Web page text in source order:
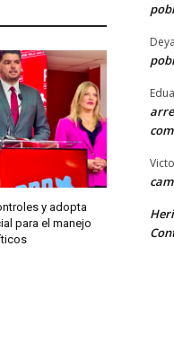
y adopta
para el manejo